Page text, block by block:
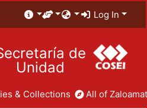
Log In
de
Unidad
& Collections All of